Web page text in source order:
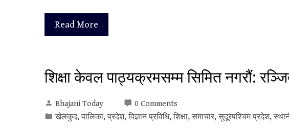
Read More
शिक्षा केवल पाठ्यक्रमसम्म सिमित नगरौं:
Bhajani Today
0 Comments
खेलकुद, पालिका, प्रदेश, विज्ञान प्रविधि, शिक्षा, समाचार, सुदूरपश्‍चिम प्रदेश,